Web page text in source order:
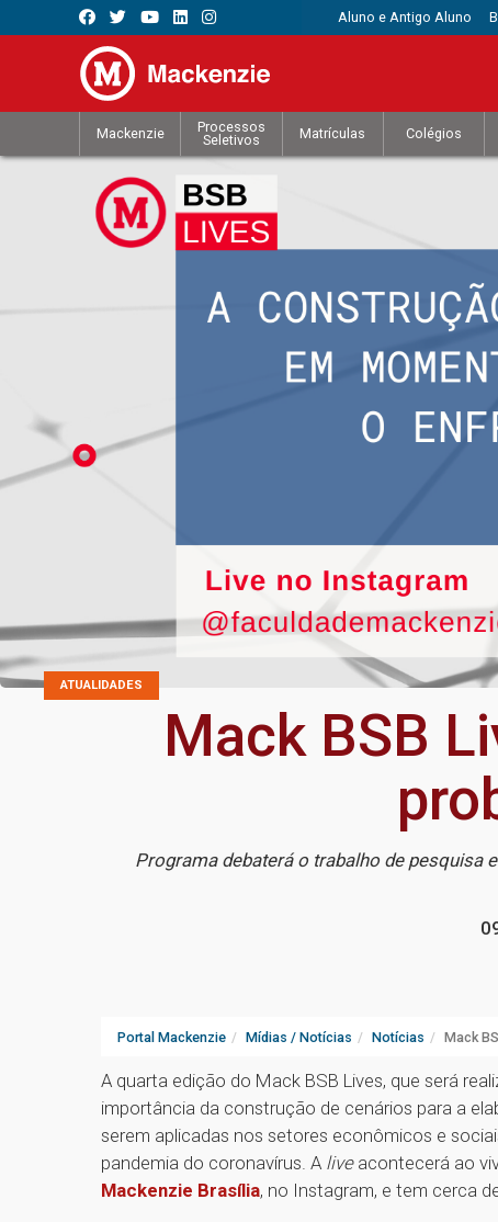
Aluno e Antigo Aluno
Mackenzie
Processos
Seletivos
Matrículas Colégios
ATUALIDADES
Mack BSB
Programa debaterá o trabalho de pesquisa
Portal Mackenzie Mídias / Notícias Notícias Mack
A quarta edição do Mack BSB Lives, que será
importância da construção de cenários para a
serem aplicadas nos setores econômicos e
pandemia do coronavírus. A live acontecerá ao
Mackenzie Brasília, no Instagram, e tem cerca